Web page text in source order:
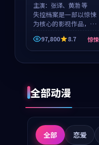
主演： 张译、黄渤 等
失控档案是一部以惊悚
为核心的影视作品，围
绕危机、反转与人物成
长展开，整体节奏紧
凑，值得推荐观看。
97,800 8.7 惊悚
全部动漫
全部 恋爱